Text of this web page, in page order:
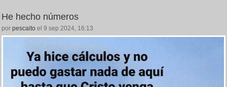
He hecho números
por pescaito el 9 sep 2024, 16:13